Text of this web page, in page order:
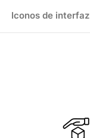
Iconos de interfaz